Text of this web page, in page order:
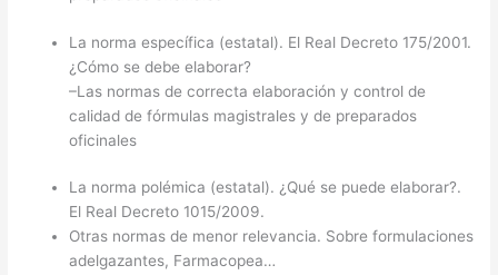
La norma específica (estatal). El Real Decreto 175/2001.
¿Cómo se debe elaborar?
–Las normas de correcta elaboración y control de
calidad de fórmulas magistrales y de preparados
oficinales
La norma polémica (estatal). ¿Qué se puede elaborar?.
El Real Decreto 1015/2009.
Otras normas de menor relevancia. Sobre formulaciones
adelgazantes, Farmacopea…